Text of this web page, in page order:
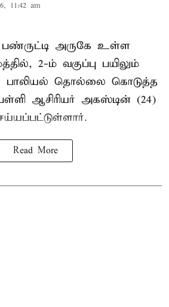
11:42 am
அருகே உள்ள
2-ம் வகுப்பு பயிலும்
பாலியல் தொல்லை கொடுத்த
பள்ளி ஆசிரியர் அகஸ்டின் (24)
Read More